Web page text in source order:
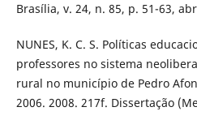
Brasília, v. 24, n. 85, p. 51-63,
NUNES, K. C. S. Políticas
professores no sistema
rural no município de Pedro
2006. 2008. 217f. Dissertação